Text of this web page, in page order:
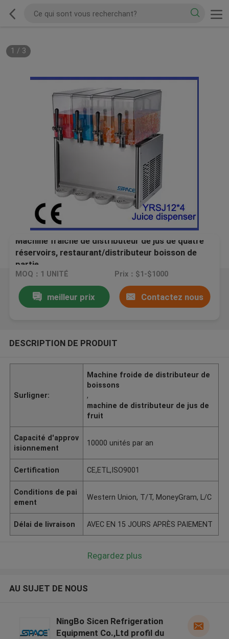
1 / 3
Machine fraîche de distributeur de jus de quatre
réservoirs, restaurant/distributeur boisson de
partie
MOQ：1 UNITÉ Prix：$1-$1000
meilleur prix Contactez nous
DESCRIPTION DE PRODUIT
Surligner:
Machine froide de distributeur de
boissons
,
machine de distributeur de jus de
fruit
Capacité d'approv
isionnement
10000 unités par an
Certification CE,ETL,ISO9001
Conditions de pai
ement
Western Union, T/T, MoneyGram, L/C
Délai de livraison AVEC EN 15 JOURS APRÈS PAIEMENT
Regardez plus
AU SUJET DE NOUS
NingBo Sicen Refrigeration
Equipment Co.,Ltd profil du